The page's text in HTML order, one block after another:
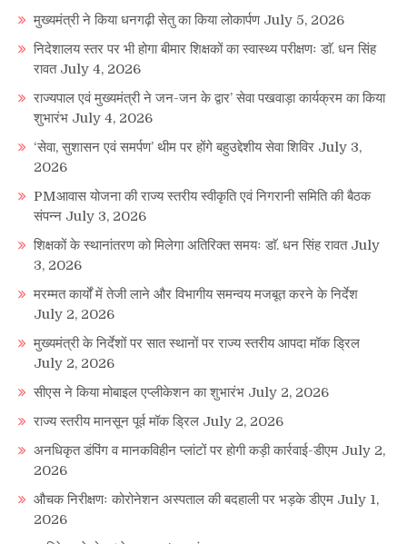
मुख्यमंत्री ने किया धनगढ़ी सेतु का किया लोकार्पण July 5, 2026
निदेशालय स्तर पर भी होगा बीमार शिक्षकों का स्वास्थ्य परीक्षणः डाॅ. धन सिंह
रावत July 4, 2026
राज्यपाल एवं मुख्यमंत्री ने जन-जन के द्वार’ सेवा पखवाड़ा कार्यक्रम का किया
शुभारंभ July 4, 2026
‘सेवा, सुशासन एवं समर्पण’ थीम पर होंगे बहुउद्देशीय सेवा शिविर July 3,
2026
PMआवास योजना की राज्य स्तरीय स्वीकृति एवं निगरानी समिति की बैठक
संपन्न July 3, 2026
शिक्षकों के स्थानांतरण को मिलेगा अतिरिक्त समयः डाॅ. धन सिंह रावत July
3, 2026
मरम्मत कार्यों में तेजी लाने और विभागीय समन्वय मजबूत करने के निर्देश
July 2, 2026
मुख्यमंत्री के निर्देशों पर सात स्थानों पर राज्य स्तरीय आपदा मॉक ड्रिल
July 2, 2026
सीएस ने किया मोबाइल एप्लीकेशन का शुभारंभ July 2, 2026
राज्य स्तरीय मानसून पूर्व मॉक ड्रिल July 2, 2026
अनधिकृत डंपिंग व मानकविहीन प्लांटों पर होगी कड़ी कार्रवाई-डीएम July 2,
2026
औचक निरीक्षणः कोरोनेशन अस्पताल की बदहाली पर भड़के डीएम July 1,
2026